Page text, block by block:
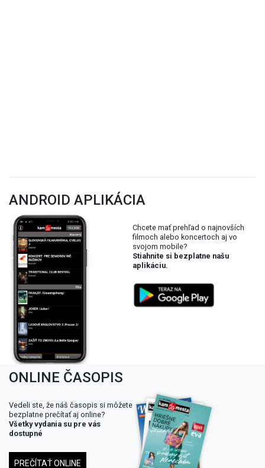
ANDROID APLIKÁCIA
Chcete mať prehľad o najnovších
filmoch alebo koncertoch aj vo
svojom mobile?
Stiahnite si bezplatne našu
aplikáciu.
ONLINE ČASOPIS
Vedeli ste, že náš časopis si môžete
bezplatne prečítať aj online?
Všetky vydania su pre vás
dostupné
PREČÍTAŤ ONLINE